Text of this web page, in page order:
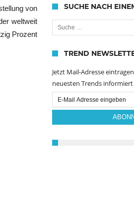
von
weltweit
Prozent
SUCHE NACH
Suche nach:
TREND
Jetzt Mail-Adresse
neuesten Trends informiert
Email
Subscription